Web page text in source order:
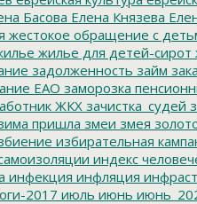
Басова Елена Князева
жестокое обращение с
жилье для детей-сирот
задолженность займ
ЕАО заморозка
ЖКХ зачистка_судей
пришла змеи змея
избирательная
индекс
инфекция инфляция
2017 июль июнь